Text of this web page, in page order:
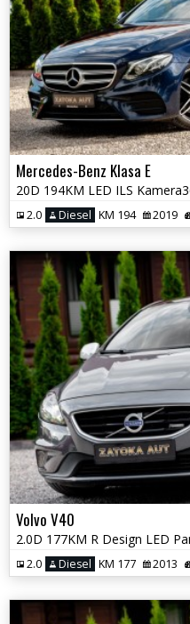
Mercedes-Benz Klasa E
2.0 Diesel KM 194 2019
Volvo V40
2.0 Diesel KM 177 2013